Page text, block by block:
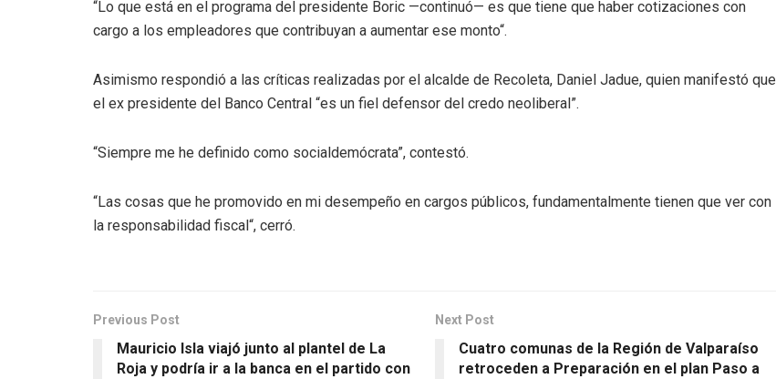
“Lo que está en el programa del presidente Boric —continuó— es que tiene que haber cotizaciones con
cargo a los empleadores que contribuyan a aumentar ese monto“.
Asimismo respondió a las críticas realizadas por el alcalde de Recoleta, Daniel Jadue, quien manifestó que
el ex presidente del Banco Central “es un fiel defensor del credo neoliberal”.
“Siempre me he definido como socialdemócrata”, contestó.
“Las cosas que he promovido en mi desempeño en cargos públicos, fundamentalmente tienen que ver con
la responsabilidad fiscal“, cerró.
Previous Post
Mauricio Isla viajó junto al plantel de La
Roja y podría ir a la banca en el partido con
Next Post
Cuatro comunas de la Región de Valparaíso
retroceden a Preparación en el plan Paso a